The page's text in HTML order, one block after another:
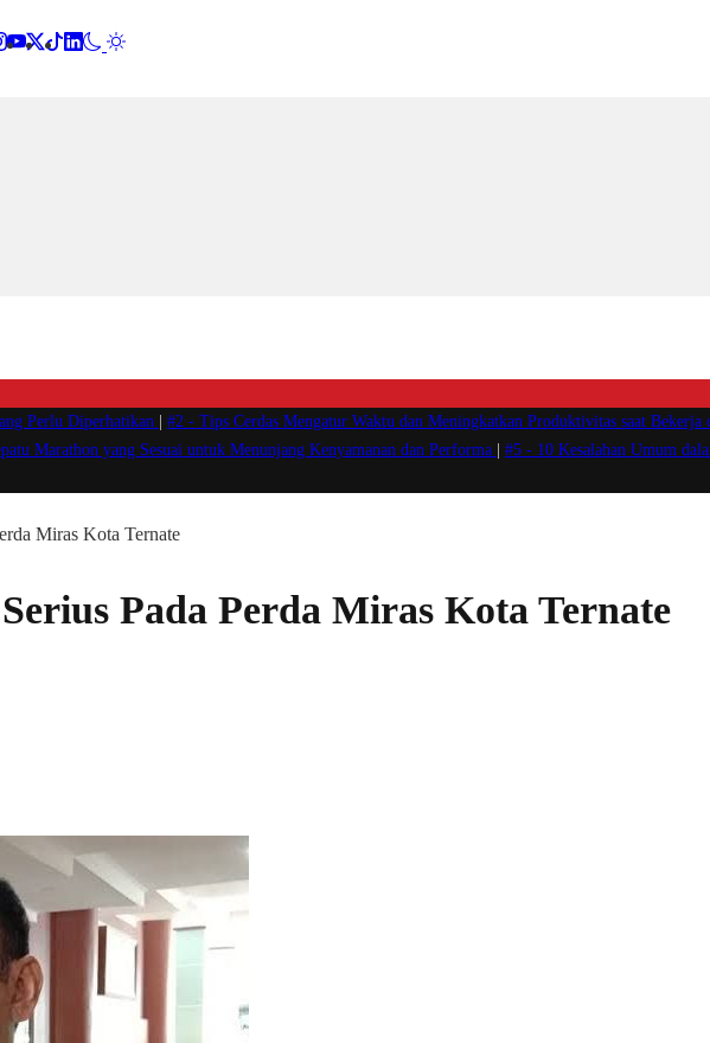
Perlu Diperhatikan #2 - Tips Cerdas Mengatur Waktu dan Meningkatkan Produktivitas saat Bekerja
Marathon yang Sesuai untuk Menunjang Kenyamanan dan Performa #5 - 10 Kesalahan Umum
Miras Kota Ternate
Pada Perda Miras Kota Ternate